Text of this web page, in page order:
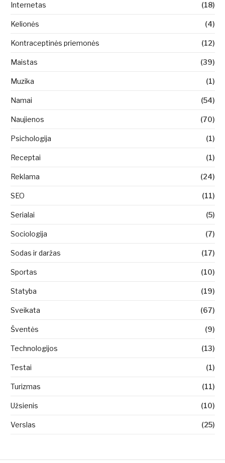
Internetas (18)
Kelionės (4)
Kontraceptinės priemonės (12)
Maistas (39)
Muzika (1)
Namai (54)
Naujienos (70)
Psichologija (1)
Receptai (1)
Reklama (24)
SEO (11)
Serialai (5)
Sociologija (7)
Sodas ir daržas (17)
Sportas (10)
Statyba (19)
Sveikata (67)
Šventės (9)
Technologijos (13)
Testai (1)
Turizmas (11)
Užsienis (10)
Verslas (25)